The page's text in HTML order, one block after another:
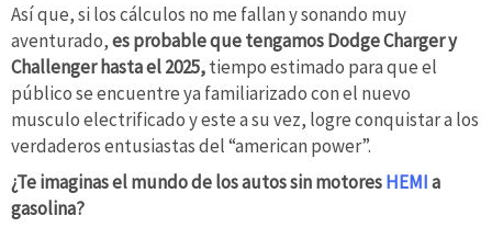
Así que, si los cálculos no me fallan y sonando muy
aventurado,es probable que tengamos Dodge Charger y
Challenger hasta el 2025,tiempo estimado para que el
público se encuentre ya familiarizado con el nuevo
musculo electrificado y este a su vez, logre conquistar a los
verdaderos entusiastas del “american power”.
¿Te imaginas el mundo de los autos sin motoresHEMIa
gasolina?